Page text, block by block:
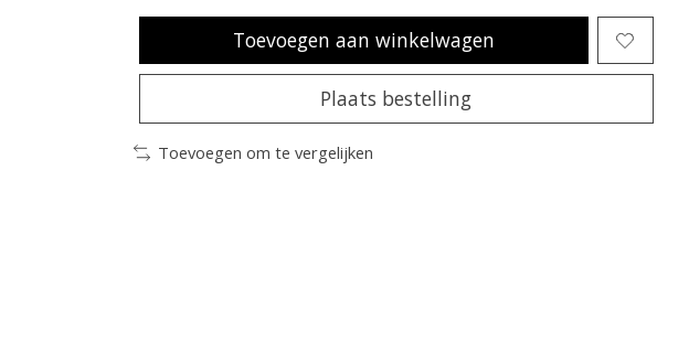
Toevoegen aan winkelwagen
Plaats bestelling
Toevoegen om te vergelijken